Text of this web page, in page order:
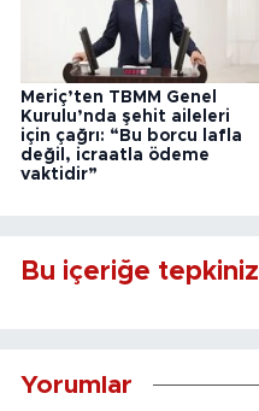
Meriç’ten TBMM Genel
Kurulu’nda şehit aileleri
için çağrı: “Bu borcu lafla
değil, icraatla ödeme
vaktidir”
Bu içeriğe tepkiniz
Yorumlar